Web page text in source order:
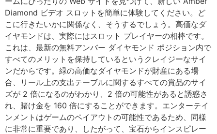
Diamond ビデオ スロットを簡単に体験してください。ど
こに行きたいかに関係なく、そうするでしょう。高価なダ
イヤモンドは、実際にはスロット プレイヤーの相棒です。
これは、最新の無料アンバー ダイヤモンド ポジション内で
すべてのメリットを保持しているというクレイジーなサイ
ンだからです。緑の高価なダイヤモンドが財産にある場
合、リール上の支出テーブルに関するすべての賞品のサイ
ズが 2 倍になるのがわかり、2 倍の可能性があると誘惑さ
れ、賭け金を 160 倍にすることができます。エンターテイ
ンメントはゲームのペイアウトの可能性であるため、同様
に非常に重要であり、したがって、宝石からインスピレー